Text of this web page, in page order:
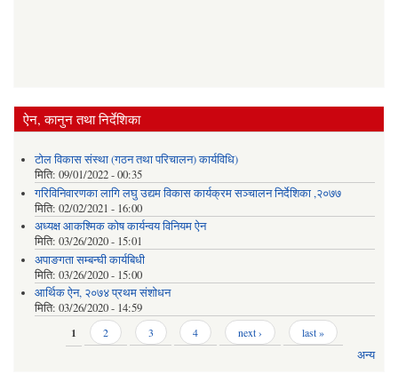
ऐन, कानुन तथा निर्देशिका
टोल विकास संस्था (गठन तथा परिचालन) कार्यविधि)
मिति: 09/01/2022 - 00:35
गरिविनिवारणका लागि लघु उद्यम विकास कार्यक्रम सञ्चालन निर्देशिका ,२०७७
मिति: 02/02/2021 - 16:00
अध्यक्ष आकश्मिक कोष कार्यन्वय विनियम ऐन
मिति: 03/26/2020 - 15:01
अपाङगता सम्बन्घी कार्यबिधी
मिति: 03/26/2020 - 15:00
आर्थिक ऐन, २०७४ प्रथम संशोधन
मिति: 03/26/2020 - 14:59
1 2 3 4 next › last »
अन्य